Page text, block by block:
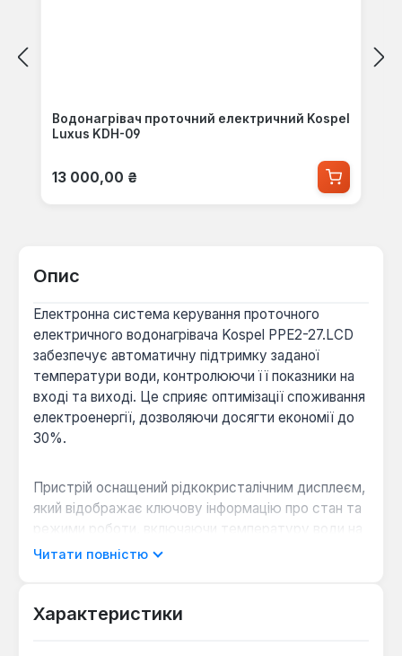
Водонагрівач проточний електричний Kospel
Luxus KDH-09
Звичайна ціна:
13 000,00 ₴
Опис
Електронна система керування проточного
електричного водонагрівача Kospel PPE2-27.LCD
забезпечує автоматичну підтримку заданої
температури води, контролюючи її показники на
вході та виході. Це сприяє оптимізації споживання
електроенергії, дозволяючи досягти економії до
30%.
Пристрій оснащений рідкокристалічним дисплеєм,
який відображає ключову інформацію про стан та
режими роботи, включаючи температуру води на
вході та виході, величину протоку та поточне
від 30 до 60 °C з точністю до 1 °С. Для підвищення
Читати повністю
Характеристики